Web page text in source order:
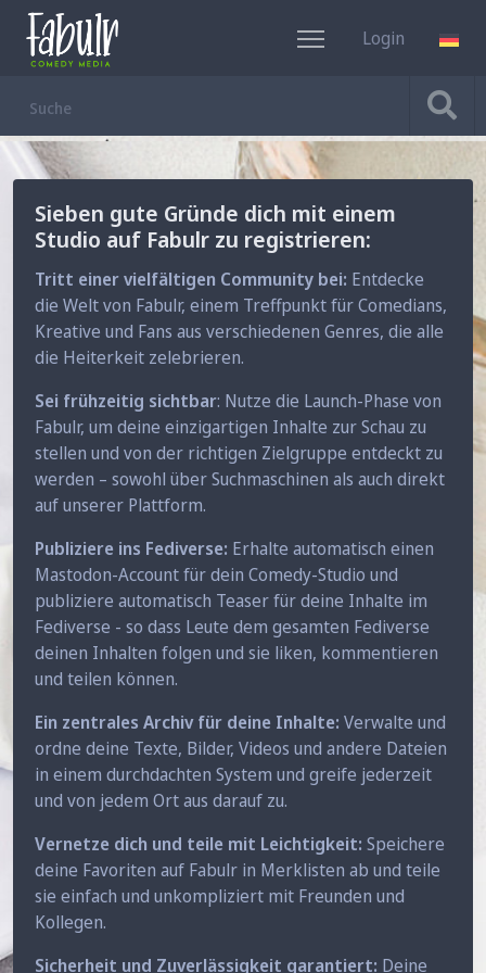
Login
DE
Sieben gute Gründe dich mit einem
Studio auf Fabulr zu registrieren:
Tritt einer vielfältigen Community bei: Entdecke
die Welt von Fabulr, einem Treffpunkt für Comedians,
Kreative und Fans aus verschiedenen Genres, die alle
die Heiterkeit zelebrieren.
Sei frühzeitig sichtbar: Nutze die Launch-Phase von
Fabulr, um deine einzigartigen Inhalte zur Schau zu
stellen und von der richtigen Zielgruppe entdeckt zu
werden – sowohl über Suchmaschinen als auch direkt
auf unserer Plattform.
Publiziere ins Fediverse: Erhalte automatisch einen
Mastodon-Account für dein Comedy-Studio und
publiziere automatisch Teaser für deine Inhalte im
Fediverse - so dass Leute dem gesamten Fediverse
deinen Inhalten folgen und sie liken, kommentieren
und teilen können.
Ein zentrales Archiv für deine Inhalte: Verwalte und
ordne deine Texte, Bilder, Videos und andere Dateien
in einem durchdachten System und greife jederzeit
und von jedem Ort aus darauf zu.
Vernetze dich und teile mit Leichtigkeit: Speichere
deine Favoriten auf Fabulr in Merklisten ab und teile
sie einfach und unkompliziert mit Freunden und
Kollegen.
Sicherheit und Zuverlässigkeit garantiert: Deine